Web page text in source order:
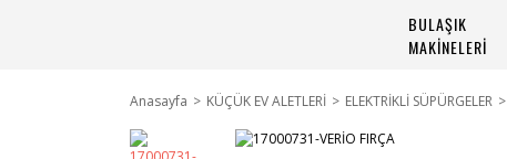
BULAŞIK
MAKİNELERİ
Anasayfa KÜÇÜK EV ALETLERİ ELEKTRİKLİ SÜPÜRGELER